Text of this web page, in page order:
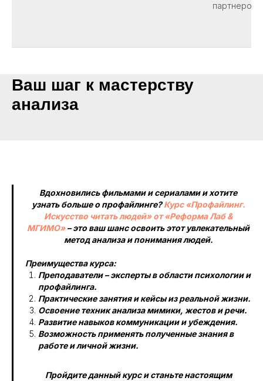
партнеров
Ваш шаг к мастерству
анализа
Вдохновились фильмами и сериалами и хотите
узнать больше о профайлинге?Курс «Профайлинг.
Искусство читать людей» от «Реформа Лаб &
МГИМО»– это ваш шанс освоить этот увлекательный
метод анализа и понимания людей.
Преимущества курса:
Преподаватели – эксперты в области психологии и
профайлинга.
Практические занятия и кейсы из реальной жизни.
Освоение техник анализа мимики, жестов и речи.
Развитие навыков коммуникации и убеждения.
Возможность применять полученные знания в
работе и личной жизни.
Пройдите данный курс и станьте настоящим